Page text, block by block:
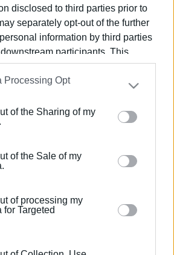
disclosed to third parties prior to
separately opt-out of the further
information by third parties
participants. This
be disclosed by us to third parties
Downstream Participants
that may
other third parties.
website/app uses one or more
may gather and store information
click to grant or deny consent to
party tags to use your data for
Processing Opt
of the Sharing of my
of the Sale of my
of processing my
for Targeted
enimerosi στοFacebook
στο e-paper